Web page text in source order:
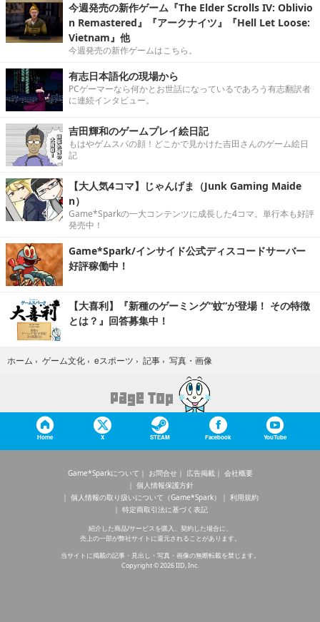
今週発売の新作ゲーム『The Elder Scrolls IV: Oblivio
n Remastered』『アークナイツ』『Hell Let Loose:
Vietnam』他
今週発売の新作ゲームはこちら。
有志日本語化の現場から
PCゲーマーなら何かとお世話になっているであろう有志翻訳者
に連続インタビュー。
吉田輝和のゲームプレイ絵日記
もはやゲムスパの顔！どこかで見かけた吉田さんのゲーム絵日
記
【大人気4コマ】じゃんげま（Junk Gaming Maide
n）
Game*Sparkの一大コンテンツに成長した4コマ。単行本も好評
発売中！
Game*Spark/インサイド公式ディスコードサーバー
好評稼働中！
【大喜利】『新種のゲーミング“蚊”が登場！ その特徴
とは？』回答募集中！
ホーム › ゲーム文化 › eスポーツ › 記事 › 写真・画像
Home X STEAM Facebook YouTube
Game*Sparkについて お問合せ 広告掲載
会社概要
個人情報保護方針
個人情報の取り扱いについて（Game*Spark）
利用規約
特定商取引法に基づく表記
紹介した商品/サービスを購入、契約した場合に、
売上の一部が弊社サイトに還元されることがあります。
当サイトに掲載の記事・見出し・写真・画像の無断転載を禁じます。
Copyright © 2026 IID, Inc.